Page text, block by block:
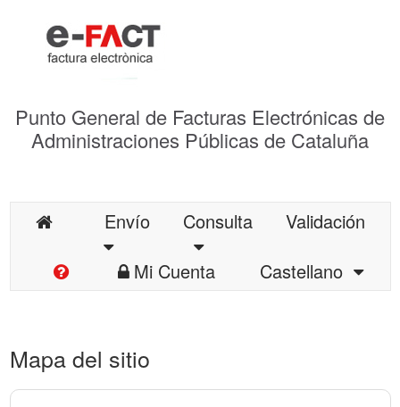
Punto General de Facturas Electrónicas de
Administraciones Públicas de Cataluña
Envío Consulta
Validación
Mi Cuenta
Castellano
Mapa del sitio